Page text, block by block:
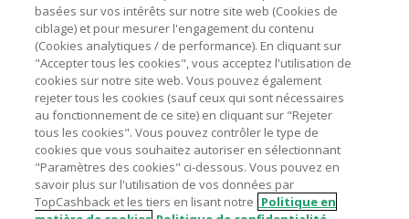
Contactez-nous
Mentions légales
Nos sites UK US CN JP DE AU
basées sur vos intérêts sur notre site web (Cookies de
ciblage) et pour mesurer l'engagement du contenu
(Cookies analytiques / de performance). En cliquant sur
"Accepter tous les cookies", vous acceptez l'utilisation de
cookies sur notre site web. Vous pouvez également
rejeter tous les cookies (sauf ceux qui sont nécessaires
au fonctionnement de ce site) en cliquant sur "Rejeter
tous les cookies". Vous pouvez contrôler le type de
cookies que vous souhaitez autoriser en sélectionnant
"Paramètres des cookies" ci-dessous. Vous pouvez en
savoir plus sur l'utilisation de vos données par
TopCashback et les tiers en lisant notre Politique en